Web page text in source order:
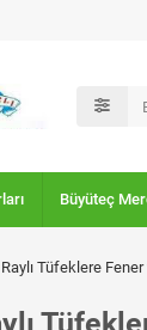
Büyüteç
Tüfeklere